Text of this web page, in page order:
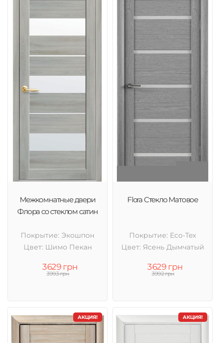
Межкомнатные двери
Флора со стеклом сатин
Покрытие: Экошпон
Цвет: Шимо Пекан
3629 грн
3993 грн
Flora Стекло Матовое
Покрытие: Eco-Tex
Цвет: Ясень Дымчатый
3629 грн
3992 грн
АКЦИЯ! АКЦИЯ!